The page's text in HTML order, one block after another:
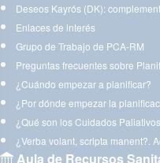
Deseos Kayrós (DK):
Enlaces de interés
Grupo de Trabajo de PCA-RM
Preguntas frecuentes sobre
¿Cuándo empezar a planificar?
¿Por dónde empezar la
¿Qué son los Cuidados
¿Verba volant, scripta manent?.
Aula de Recursos